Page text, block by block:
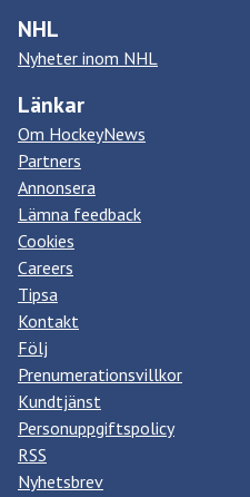
NHL
Nyheter inom NHL
Länkar
Om HockeyNews
Partners
Annonsera
Lämna feedback
Cookies
Careers
Tipsa
Kontakt
Följ
Prenumerationsvillkor
Kundtjänst
Personuppgiftspolicy
RSS
Nyhetsbrev